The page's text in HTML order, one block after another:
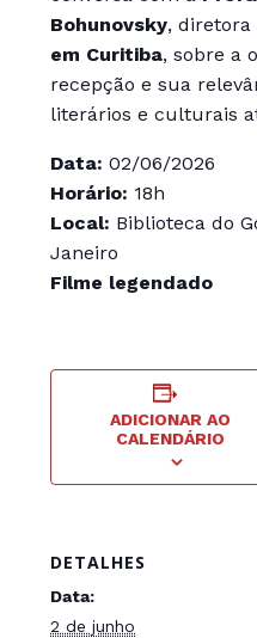
Bohunovsky, diretora
em Curitiba, sobre a
recepção e sua
literários e culturais
Data: 02/06/2026
Horário: 18h
Local: Biblioteca do
Janeiro
Filme legendado
ADICIONAR AO
CALENDÁRIO
DETALHES
Data:
2 de junho